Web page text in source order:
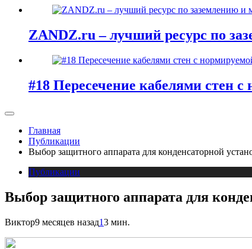
ZANDZ.ru – лучший ресурс по
#18 Пересечение кабелями стен
Главная
Публикации
Выбор защитного аппарата для конденсаторной
Публикации
Выбор защитного аппарата для
Виктор9 месяцев назад13 мин.